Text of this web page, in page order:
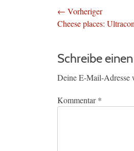
← Vorheriger
Vorheriger
Cheese places:
Schreibe
Deine E-Mail-Adresse
Kommentar*